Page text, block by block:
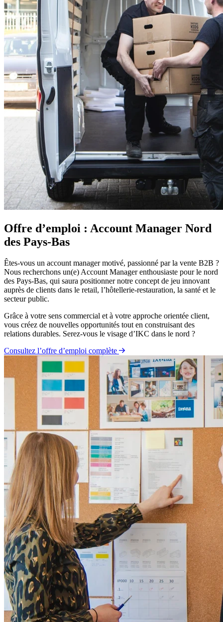
Offre d’emploi : Account Manager Nord
des Pays-Bas
Êtes-vous un account manager motivé, passionné par la vente B2B ?
Nous recherchons un(e) Account Manager enthousiaste pour le nord
des Pays-Bas, qui saura positionner notre concept de jeu innovant
auprès de clients dans le retail, l’hôtellerie-restauration, la santé et le
secteur public.
Grâce à votre sens commercial et à votre approche orientée client,
vous créez de nouvelles opportunités tout en construisant des
relations durables. Serez-vous le visage d’IKC dans le nord ?
Consultez l’offre d’emploi complète